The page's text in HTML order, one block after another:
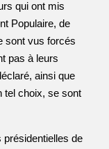
qui ont mis
Populaire, de
sont vus forcés
pas à leurs
ainsi que
tel choix, se sont
de